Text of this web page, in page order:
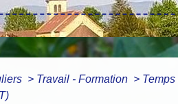
> Travail - Formation >